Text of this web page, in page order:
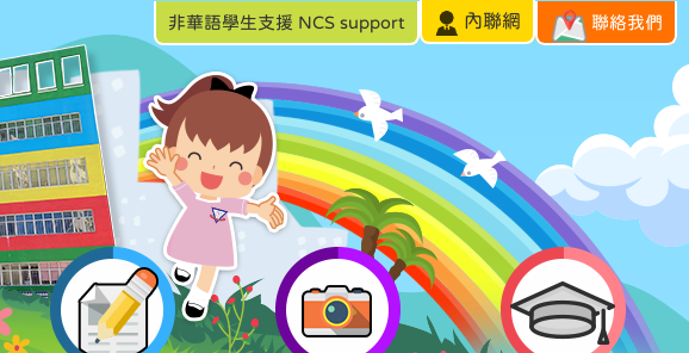
非華語學生支援 NCS support 內聯網 聯絡我們